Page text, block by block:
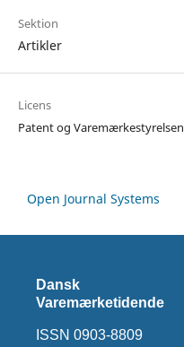
Sektion
Artikler
Licens
Patent og Varemærkestyrelsen
Open Journal Systems
Dansk
Varemærketidende
ISSN 0903-8809